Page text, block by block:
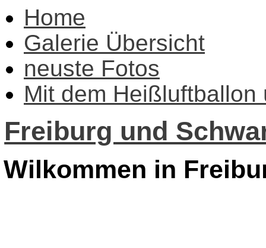
Home
Galerie Übersicht
neuste Fotos
Mit dem Heißluftballon
Freiburg und
Wilkommen in